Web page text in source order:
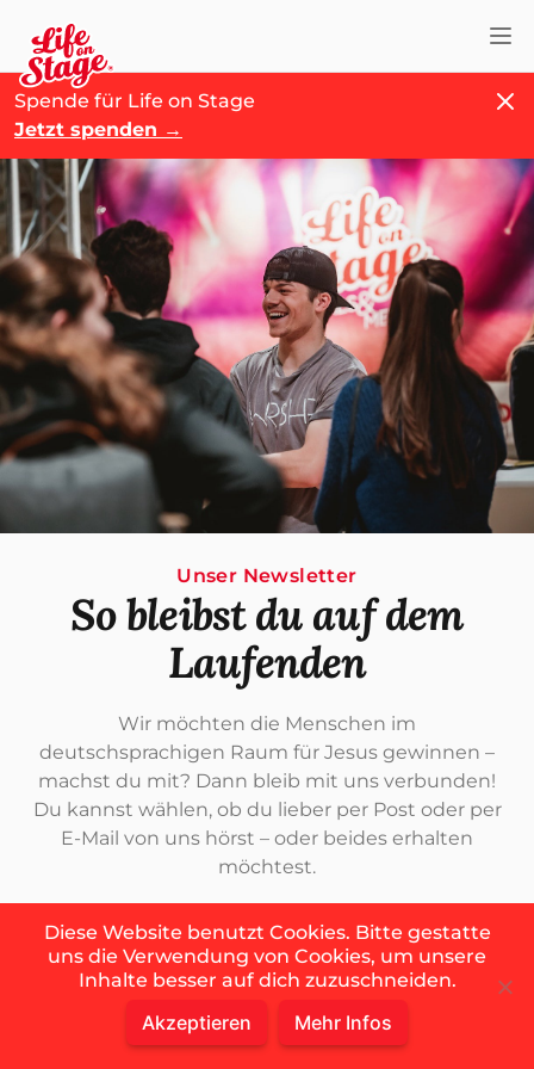
Spende für Life on Stage
Jetzt spenden →
Unser Newsletter
So bleibst du auf dem
Laufenden
Wir möchten die Menschen im
deutschsprachigen Raum für Jesus gewinnen –
machst du mit? Dann bleib mit uns verbunden!
Du kannst wählen, ob du lieber per Post oder per
E-Mail von uns hörst – oder beides erhalten
möchtest.
Per E-Mail
Diese Website benutzt Cookies. Bitte gestatte
uns die Verwendung von Cookies, um unsere
Inhalte besser auf dich zuzuschneiden.
Akzeptieren Mehr Infos